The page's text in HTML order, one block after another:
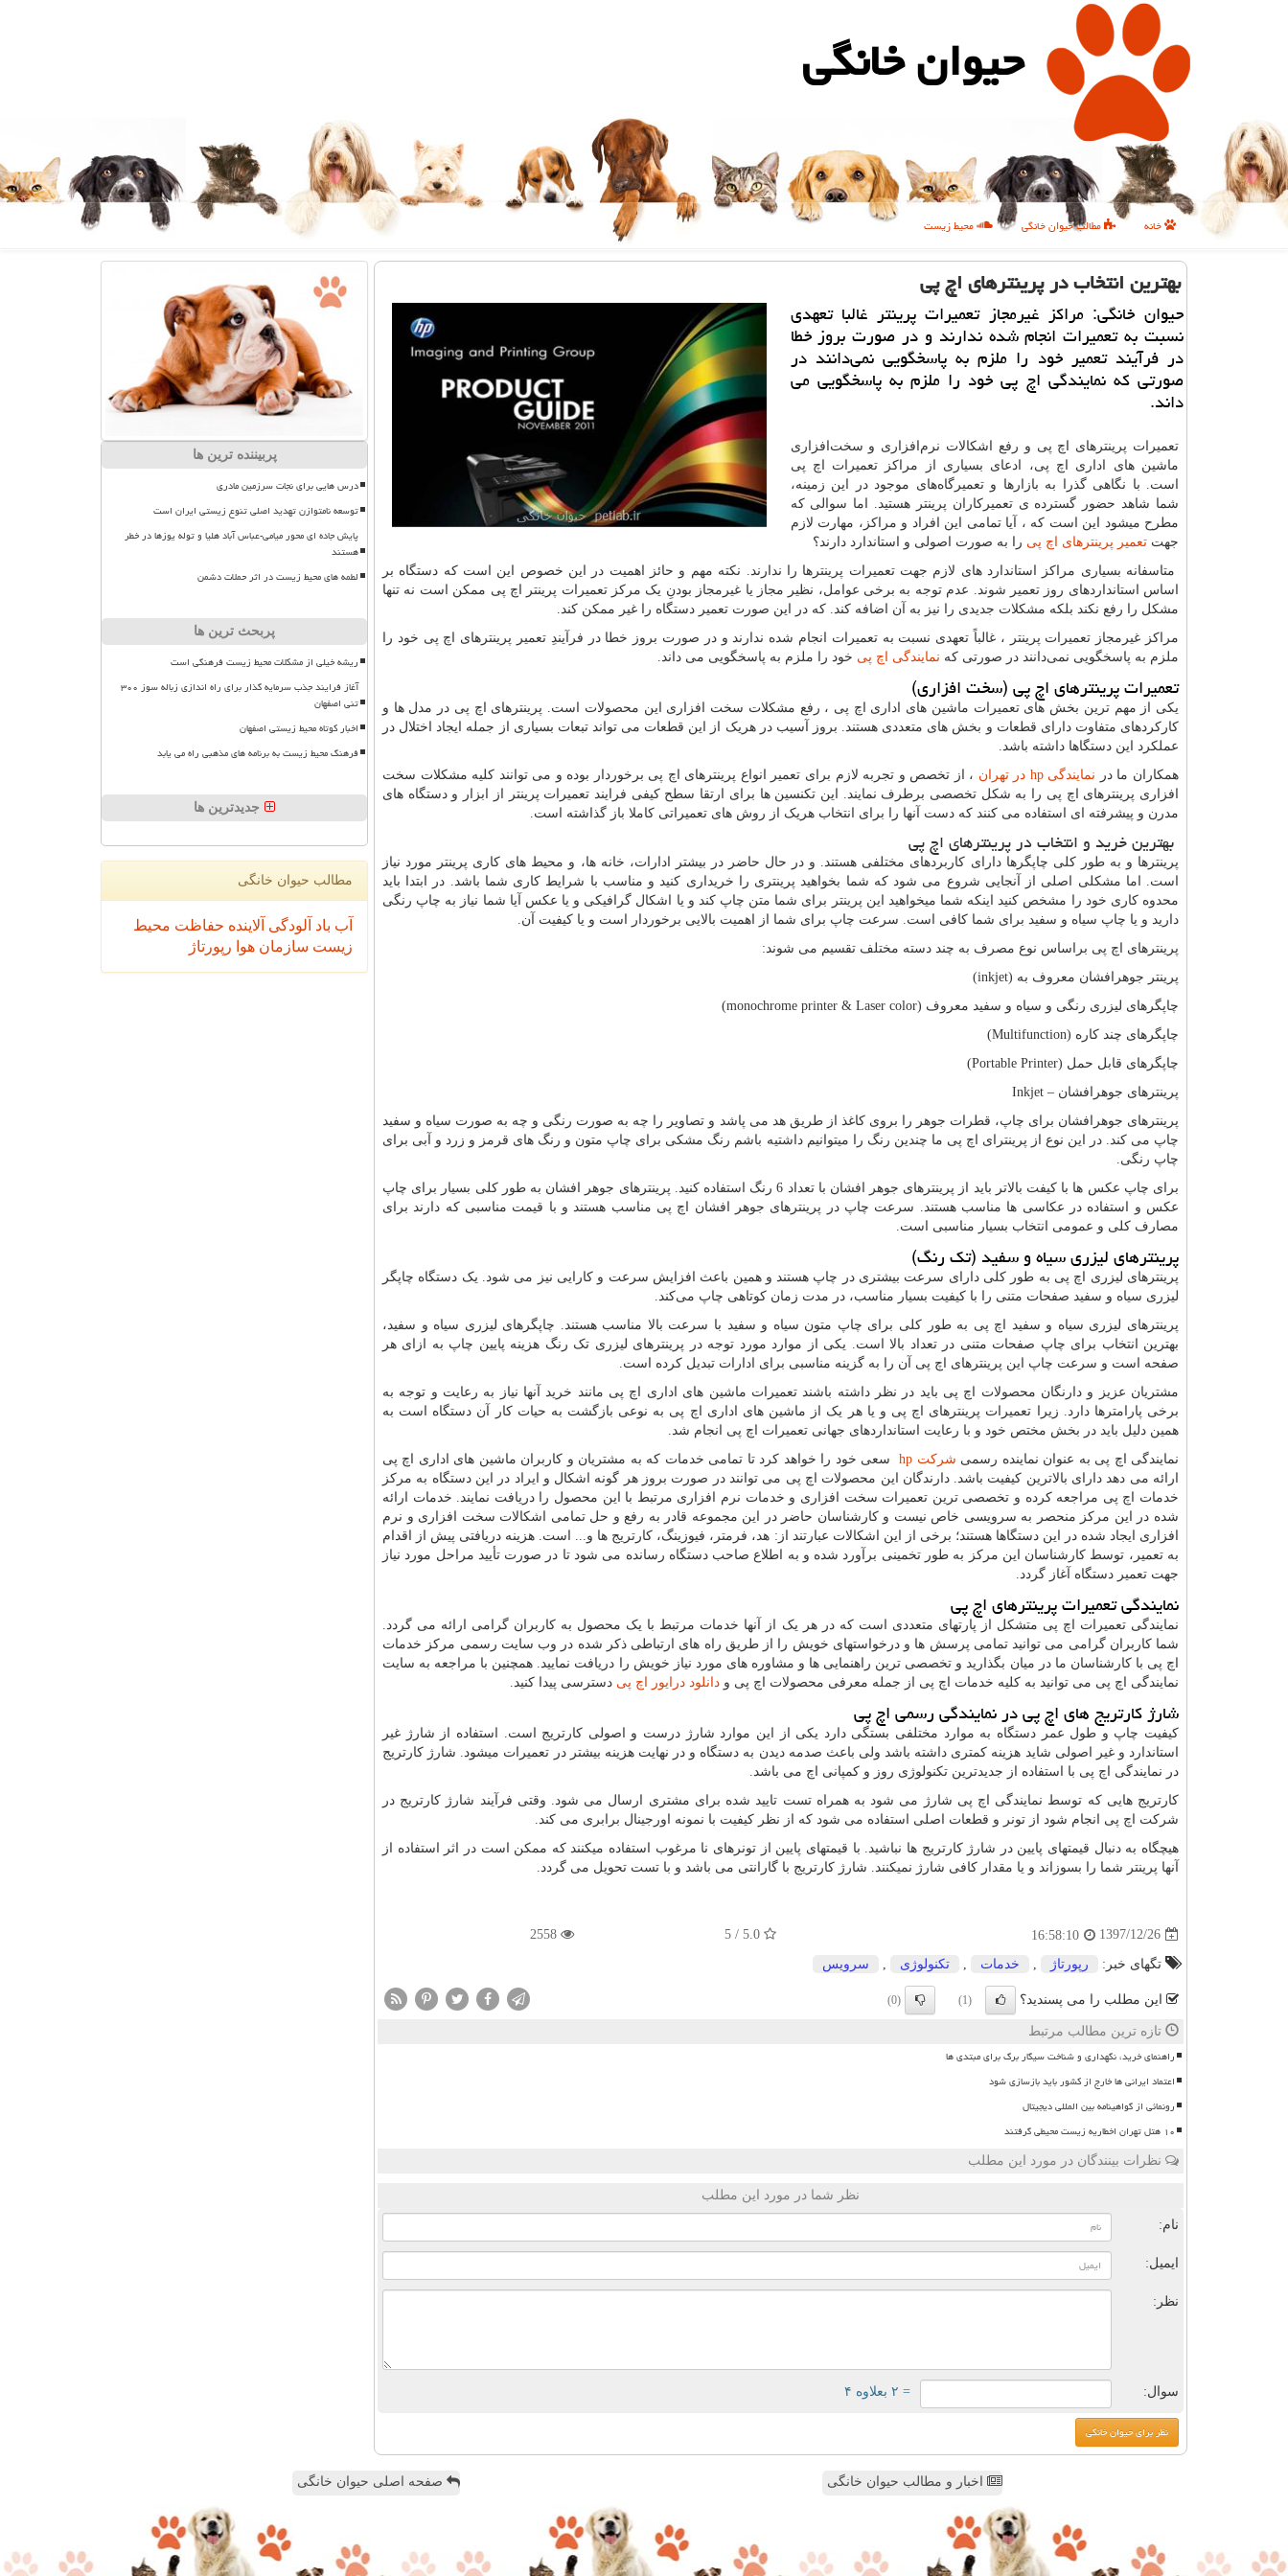
حیوان خانگی
خانه مطالب حیوان خانگی محیط زیست
بهترین انتخاب در پرینترهای اچ پی
حیوان خانگی: مراكز غیرمجاز تعمیرات پرینتر غالبا تعهدی
نسبت به تعمیرات انجام شده ندارند و در صورت بروز خطا
در فرآیند تعمیر خود را ملزم به پاسخگویی نمی‌دانند در
صورتی كه نمایندگی اچ پی خود را ملزم به پاسخگویی می
داند.
تعمیرات پرینترهای اچ پی و رفع اشکالات نرم‌افزاری و سخت‌افزاری
ماشین های اداری اچ پی، ادعای بسیاری از مراکز تعمیرات اچ پی
است. با نگاهی گذرا به بازارها و تعمیرگاه‌های موجود در این زمینه،
شما شاهد حضور گسترده ی تعمیرکاران پرینتر هستید. اما سوالی که
مطرح میشود این است که ، آیا تمامی این افراد و مراکز، مهارت لازم
جهت تعمیر پرینترهای اچ پی را به صورت اصولی و استاندارد دارند؟
متاسفانه بسیاری مراکز استاندارد های لازم جهت تعمیرات پرینترها را ندارند. نکته مهم و حائز اهمیت در این خصوص این است که دستگاه بر
اساس استانداردهای روز تعمیر شوند. عدم توجه به برخی عوامل، نظیر مجاز یا غیرمجاز بودنِ یک مرکز تعمیرات پرینتر اچ پی ممکن است نه تنها
مشکل را رفع نکند بلکه مشکلات جدیدی را نیز به آن اضافه کند. که در این صورت تعمیر دستگاه را غیر ممکن کند.
مراکز غیرمجاز تعمیرات پرینتر ، غالباً تعهدی نسبت به تعمیرات انجام شده ندارند و در صورت بروز خطا در فرآیندِ تعمیر پرینترهای اچ پی خود را
ملزم به پاسخگویی نمی‌دانند در صورتی که نمایندگی اچ پی خود را ملزم به پاسخگویی می داند.
تعمیرات پرینترهای اچ پی (سخت افزاری)
یکی از مهم ترین بخش های تعمیرات ماشین های اداری اچ پی ، رفع مشکلات سخت افزاری این محصولات است. پرینترهای اچ پی در مدل ها و
کارکردهای متفاوت دارای قطعات و بخش های متعددی هستند. بروز آسیب در هریک از این قطعات می تواند تبعات بسیاری از جمله ایجاد اختلال در
عملکرد این دستگاها داشته باشد.
همکاران ما در نمایندگیhp در تهران ، از تخصص و تجربه لازم برای تعمیر انواع پرینترهای اچ پی برخوردار بوده و می توانند کلیه مشکلات سخت
افزاری پرینترهای اچ پی را به شکل تخصصی برطرف نمایند. این تکنسین ها برای ارتقا سطح کیفی فرایند تعمیرات پرینتر از ابزار و دستگاه های
مدرن و پیشرفته ای استفاده می کنند که دست آنها را برای انتخاب هریک از روش های تعمیراتی کاملا باز گذاشته است.
بهترین خرید و انتخاب در پرینترهای اچ پی
پرینترها و به طور کلی چاپگرها دارای کاربردهای مختلفی هستند. و در حال حاضر در بیشتر ادارات، خانه ها، و محیط های کاری پرینتر مورد نیاز
است. اما مشکلی اصلی از آنجایی شروع می شود که شما بخواهید پرینتری را خریداری کنید و مناسب با شرایط کاری شما باشد. در ابتدا باید
محدوه کاری خود را مشخص کنید اینکه شما میخواهید این پرینتر برای شما متن چاپ کند و یا اشکال گرافیکی و یا عکس آیا شما نیاز به چاپ رنگی
دارید و یا چاپ سیاه و سفید برای شما کافی است. سرعت چاپ برای شما از اهمیت بالایی برخوردار است و یا کیفیت آن.
پرینترهای اچ پی براساس نوع مصرف به چند دسته مختلف تقسیم می شوند:
پرینتر جوهرافشان معروف به (inkjet
)
چاپگرهای لیزری رنگی و سیاه و سفید معروف (monochrome printer & Laser color
)
چاپگرهای چند کاره (Multifunction
)
چاپگرهای قابل حمل (Portable Printer
)
پرینترهای جوهرافشان – Inkjet
پرینترهای جوهرافشان برای چاپ، قطرات جوهر را بروی کاغذ از طریق هد می پاشد و تصاویر را چه به صورت رنگی و چه به صورت سیاه و سفید
چاپ می کند. در این نوع از پرینترای اچ پی ما چندین رنگ را میتوانیم داشتیه باشم رنگ مشکی برای چاپ متون و رنگ های قرمز و زرد و آبی برای
چاپ رنگی.
برای چاپ عکس ها با کیفت بالاتر باید از پرینترهای جوهر افشان با تعداد 6 رنگ استفاده کنید. پرینترهای جوهر افشان به طور کلی بسیار برای چاپ
عکس و استفاده در عکاسی ها مناسب هستند. سرعت چاپ در پرینترهای جوهر افشان اچ پی مناسب هستند و با قیمت مناسبی که دارند برای
مصارف کلی و عمومی انتخاب بسیار مناسبی است.
پرینترهای لیزری سیاه و سفید (تک رنگ)
پرینترهای لیزری اچ پی به طور کلی دارای سرعت بیشتری در چاپ هستند و همین باعث افزایش سرعت و کارایی نیز می شود. یک دستگاه چاپگر
لیزری سیاه و سفید صفحات متنی را با کیفیت بسیار مناسب، در مدت زمان کوتاهی چاپ می‌کند.
پرینترهای لیزری سیاه و سفید اچ پی به طور کلی برای چاپ متون سیاه و سفید با سرعت بالا مناسب هستند. چاپگرهای لیزری سیاه و سفید،
بهترین انتخاب برای چاپ صفحات متنی در تعداد بالا است. یکی از موارد مورد توجه در پرینترهای لیزری تک رنگ هزینه پایین چاپ به ازای هر
صفحه است و سرعت چاپ این پرینترهای اچ پی آن را به گزینه مناسبی برای ادارات تبدیل کرده است.
مشتریان عزیز و دارنگان محصولات اچ پی باید در نظر داشته باشند تعمیرات ماشین های اداری اچ پی مانند خرید آنها نیاز به رعایت و توجه به
برخی پارامترها دارد. زیرا تعمیرات پرینترهای اچ پی و یا هر یک از ماشین های اداری اچ پی به نوعی بازگشت به حیات کار آن دستگاه است به
همین دلیل باید در بخش مختص خود و با رعایت استانداردهای جهانی تعمیرات اچ پی انجام شد.
نمایندگی اچ پی به عنوان نماینده رسمی شرکت hpسعی خود را خواهد کرد تا تمامی خدمات که به مشتریان و کاربران ماشین های اداری اچ پی
ارائه می دهد دارای بالاترین کیفیت باشد. دارندگان این محصولات اچ پی می توانند در صورت بروز هر گونه اشکال و ایراد در این دستگاه به مرکز
خدمات اچ پی مراجعه کرده و تخصصی ترین تعمیرات سخت افزاری و خدمات نرم افزاری مرتبط با این محصول را دریافت نمایند. خدمات ارائه
شده در این مرکز منحصر به سرویسی خاص نیست و کارشناسان حاضر در این مجموعه قادر به رفع و حل تمامی اشکالات سخت افزاری و نرم
افزاری ایجاد شده در این دستگاها هستند؛ برخی از این اشکالات عبارتند از: هد، فرمتر، فیوزینگ، کارتریج ها و... است. هزینه دریافتی پیش از اقدام
به تعمیر، توسط کارشناسان این مرکز به طور تخمینی برآورد شده و به اطلاع صاحب دستگاه رسانده می شود تا در صورت تأیید مراحل مورد نیاز
جهت تعمیر دستگاه آغاز گردد.
نمایندگی تعمیرات پرینترهای اچ پی
نمایندگی تعمیرات اچ پی متشکل از پارتهای متعددی است که در هر یک از آنها خدمات مرتبط با یک محصول به کاربران گرامی ارائه می گردد.
شما کاربران گرامی می توانید تمامی پرسش ها و درخواستهای خویش را از طریق راه های ارتباطی ذکر شده در وب سایت رسمی مرکز خدمات
اچ پی با کارشناسان ما در میان بگذارید و تخصصی ترین راهنمایی ها و مشاوره های مورد نیاز خویش را دریافت نمایید. همچنین با مراجعه به سایت
نمایندگی اچ پی می توانید به کلیه خدمات اچ پی از جمله معرفی محصولات اچ پی و دانلود درایور اچ پی دسترسی پیدا کنید.
شارژ کارتریج های اچ پی در نمایندگی رسمی اچ پی
کیفیت چاپ و طول عمر دستگاه به موارد مختلفی بستگی دارد یکی از این موارد شارژ درست و اصولی کارتریج است. استفاده از شارژ غیر
استاندارد و غیر اصولی شاید هزینه کمتری داشته باشد ولی باعث صدمه دیدن به دستگاه و در نهایت هزینه بیشتر در تعمیرات میشود. شارژ کارتریج
در نمایندگی اچ پی با استفاده از جدیدترین تکنولوژی روز و کمپانی اچ می باشد.
کارتریج هایی که توسط نمایندگی اچ پی شارژ می شود به همراه تست تایید شده برای مشتری ارسال می شود. وقتی فرآیند شارژ کارتریج در
شرکت اچ پی انجام شود از تونر و قطعات اصلی استفاده می شود که از نظر کیفیت با نمونه اورجینال برابری می کند.
هیچگاه به دنبال قیمتهای پایین در شارژ کارتریج ها نباشید. با قیمتهای پایین از تونرهای نا مرغوب استفاده میکنند که ممکن است در اثر استفاده از
آنها پرینتر شما را بسوزاند و یا مقدار کافی شارژ نمیکنند. شارژ کارتریج با گارانتی می باشد و با تست تحویل می گردد.
1397/12/26
16:58:10
5.0 / 5
2558
تگهای خبر: رپورتاژ خدمات تكنولوژی سرویس
این مطلب را می پسندید؟ (1)
(0)
تازه ترین مطالب مرتبط
راهنمای خرید، نگهداری و شناخت سیگار برگ برای مبتدی ها
اعتماد ایرانی ها خارج از کشور باید بازسازی شود
رونمائی از گواهینامه بین المللی دیجیتال
۱۰ هتل تهران اخطاریه زیست محیطی گرفتند
نظرات بینندگان در مورد این مطلب
نظر شما در مورد این مطلب
نام:
ایمیل:
نظر:
سوال: = ۲ بعلاوه ۴
پربیننده ترین ها
درس هایی برای نجات سرزمین مادری
توسعه نامتوازن تهدید اصلی تنوع زیستی ایران است
پایش جاده ای محور میامی-عباس آباد هلیا و توله یوزها در خطر
هستند
لطمه های محیط زیست در اثر حملات دشمن
پربحث ترین ها
ریشه خیلی از مشکلات محیط زیست فرهنگی است
آغاز فرایند جذب سرمایه گذار برای راه اندازی زباله سوز ۳۰۰
تنی اصفهان
اخبار کوتاه محیط زیستی اصفهان
فرهنگ محیط زیست به برنامه های مذهبی راه می یابد
جدیدترین ها
مطالب حیوان خانگی
آب باد آلودگی آلاینده حفاظت محیط
زیست سازمان هوا رپورتاژ
اخبار و مطالب حیوان خانگی صفحه اصلی حیوان خانگی